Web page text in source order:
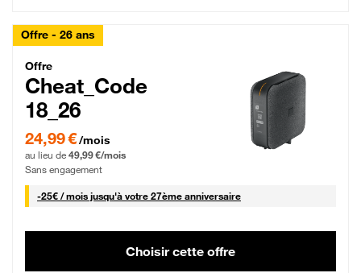
Offre - 26 ans
Cheat_Code Fibre_18_26
Offre
Cheat_Code
18_26
24,99 € par mois pendant 0 mois puis 49,99 € par mois, Sans engagement
24,99 €/mois
au lieu de 49,99 €/mois
Sans engagement
-25€ / mois25 € par mois
jusqu'à votre 27ème anniversaire
Choisir cette offre